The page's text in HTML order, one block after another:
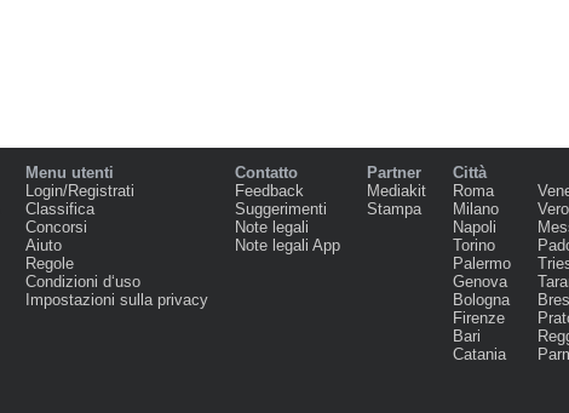
Menu utenti
Login/Registrati
Classifica
Concorsi
Aiuto
Regole
Condizioni d‘uso
Impostazioni sulla privacy
Contatto
Feedback
Suggerimenti
Note legali
Note legali App
Partner
Mediakit
Stampa
Città
Roma
Milano
Napoli
Torino
Palermo
Genova
Bologna
Firenze
Bari
Catania